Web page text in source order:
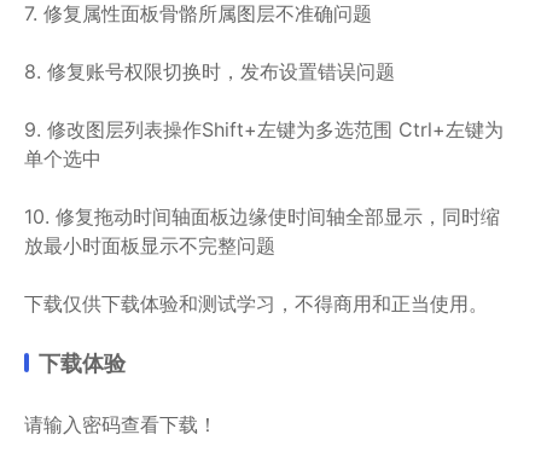
7. 修复属性面板骨骼所属图层不准确问题
8. 修复账号权限切换时，发布设置错误问题
9. 修改图层列表操作Shift+左键为多选范围 Ctrl+左键为
单个选中
10. 修复拖动时间轴面板边缘使时间轴全部显示，同时缩
放最小时面板显示不完整问题
下载仅供下载体验和测试学习，不得商用和正当使用。
下载体验
请输入密码查看下载！